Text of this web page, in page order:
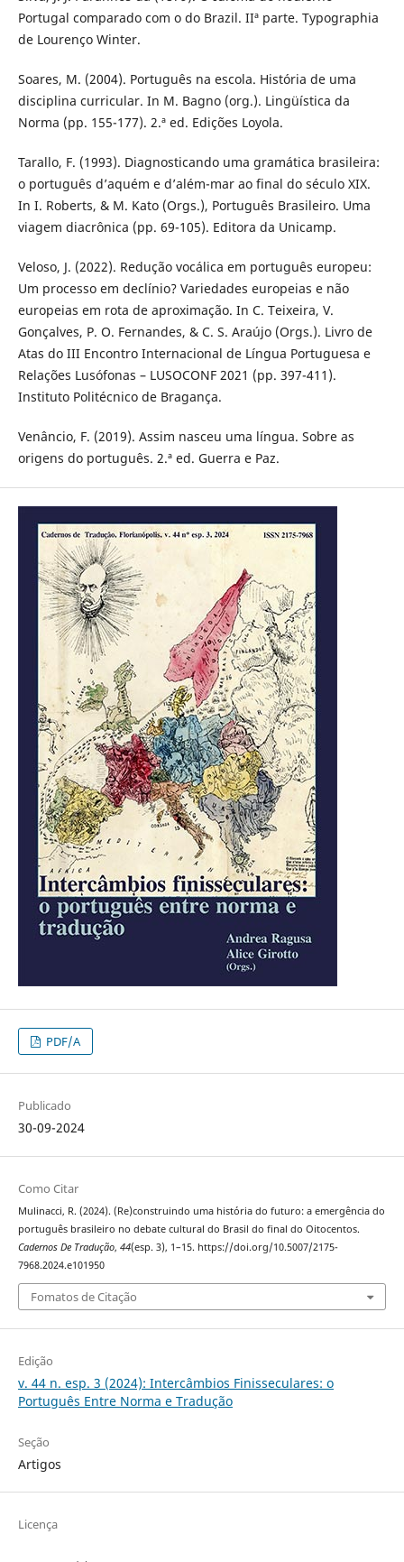
Portugal comparado com o do Brazil. IIª parte. Typographia
de Lourenço Winter.
Soares, M. (2004). Português na escola. História de uma
disciplina curricular. In M. Bagno (org.). Lingüística da
Norma (pp. 155-177). 2.ª ed. Edições Loyola.
Tarallo, F. (1993). Diagnosticando uma gramática brasileira:
o português d’aquém e d’além-mar ao final do século XIX.
In I. Roberts, & M. Kato (Orgs.), Português Brasileiro. Uma
viagem diacrônica (pp. 69-105). Editora da Unicamp.
Veloso, J. (2022). Redução vocálica em português europeu:
Um processo em declínio? Variedades europeias e não
europeias em rota de aproximação. In C. Teixeira, V.
Gonçalves, P. O. Fernandes, & C. S. Araújo (Orgs.). Livro de
Atas do III Encontro Internacional de Língua Portuguesa e
Relações Lusófonas – LUSOCONF 2021 (pp. 397-411).
Instituto Politécnico de Bragança.
Venâncio, F. (2019). Assim nasceu uma língua. Sobre as
origens do português. 2.ª ed. Guerra e Paz.
PDF/A
Publicado
30-09-2024
Como Citar
Mulinacci, R. (2024). (Re)construindo uma história do futuro: a emergência do
português brasileiro no debate cultural do Brasil do final do Oitocentos.
Cadernos De Tradução, 44(esp. 3), 1–15. https://doi.org/10.5007/2175-
7968.2024.e101950
Fomatos de Citação
Edição
v. 44 n. esp. 3 (2024): Intercâmbios Finisseculares: o
Português Entre Norma e Tradução
Seção
Artigos
Licença